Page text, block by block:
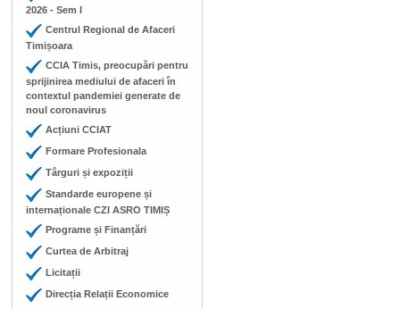
2026 - Sem I
Centrul Regional de Afaceri
Timișoara
CCIA Timis, preocupări pentru
sprijinirea mediului de afaceri în
contextul pandemiei generate de
noul coronavirus
Acțiuni CCIAT
Formare Profesionala
Târguri și expoziții
Standarde europene și
internaționale CZI ASRO TIMIȘ
Programe și Finanțări
Curtea de Arbitraj
Licitații
Direcția Relații Economice